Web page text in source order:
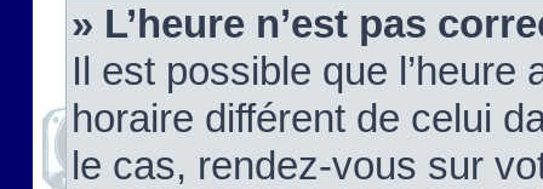
» L’heure n’est pas
Il est possible que
horaire différent de celui
le cas, rendez-vous sur